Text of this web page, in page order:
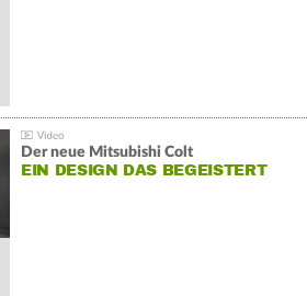
Der neue Mitsubishi Colt
EIN DESIGN DAS BEGEISTERT